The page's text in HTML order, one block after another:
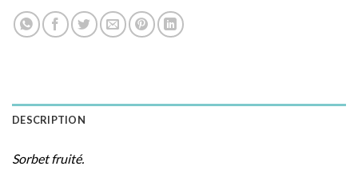
DESCRIPTION
Sorbet fruité.